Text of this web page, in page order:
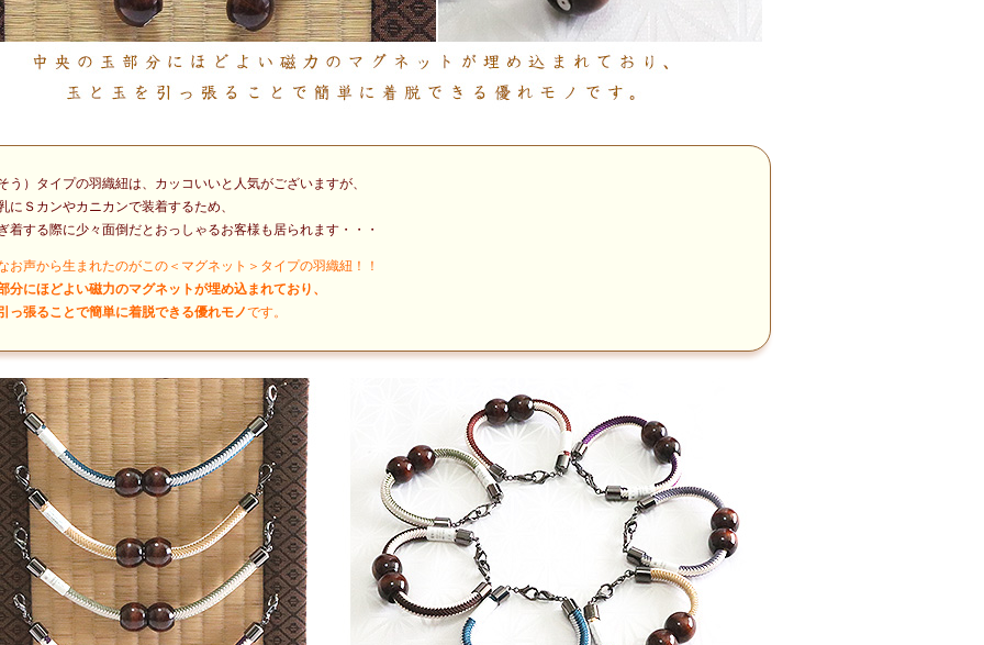
う）タイプの羽織紐は、カッコいいと人気がございますが、
にＳカンやカニカンで装着するため、
着する際に少々面倒だとおっしゃるお客様も居られます・・・
お声から生まれたのがこの＜マグネット＞タイプの羽織紐！！
分にほどよい磁力のマグネットが埋め込まれており、
っ張ることで簡単に着脱できる優れモノです。